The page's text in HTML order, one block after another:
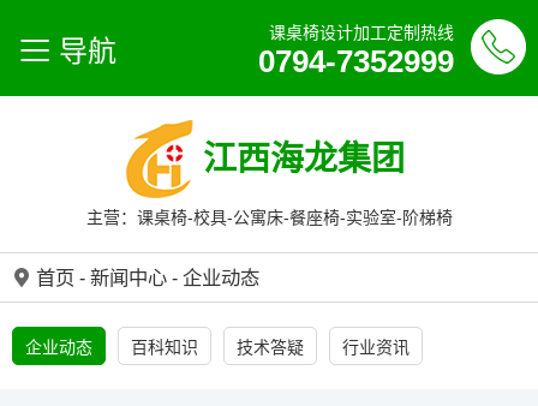
导航
课桌椅设计加工定制热线
0794-7352999
江西海龙集团
主营：课桌椅-校具-公寓床-餐座椅-实验室-阶梯椅
首页 - 新闻中心 - 企业动态
企业动态 百科知识 技术答疑 行业资讯